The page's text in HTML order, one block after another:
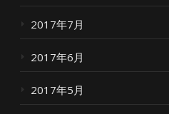
2017年7月
2017年6月
2017年5月